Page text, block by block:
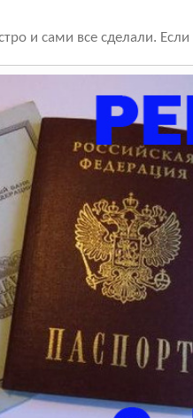
и сами все сделали.